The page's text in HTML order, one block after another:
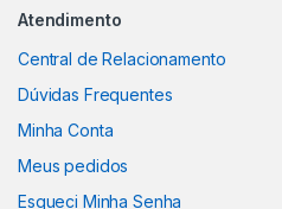
Atendimento
Central de Relacionamento
Dúvidas Frequentes
Minha Conta
Meus pedidos
Esqueci Minha Senha